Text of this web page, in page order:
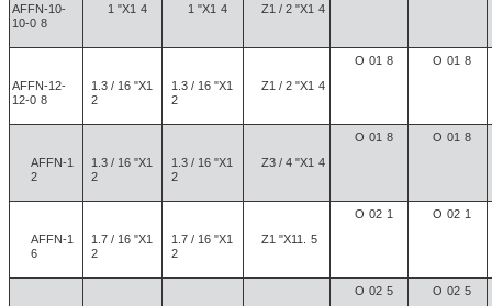
AFFN-10-
10-0 8
1 "X1 4 1 "X1 4 Z1 / 2 "X1 4
AFFN-12-
12-0 8
1.3 / 16 "X1
2
1.3 / 16 "X1
2
Z1 / 2 "X1 4
O 01 8 O 01 8
AFFN-1
2
1.3 / 16 "X1
2
1.3 / 16 "X1
2
Z3 / 4 "X1 4
O 01 8 O 01 8
AFFN-1
6
1.7 / 16 "X1
2
1.7 / 16 "X1
2
Z1 "X11. 5
O 02 1 O 02 1
O 02 5 O 02 5